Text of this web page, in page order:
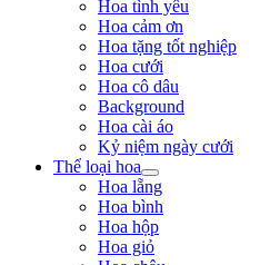
Hoa tình yêu
Hoa cảm ơn
Hoa tặng tốt nghiệp
Hoa cưới
Hoa cô dâu
Background
Hoa cài áo
Kỷ niệm ngày cưới
Thể loại hoa
Hoa lẵng
Hoa bình
Hoa hộp
Hoa giỏ